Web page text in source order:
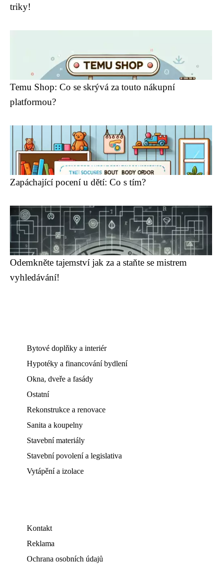
triky!
Temu Shop: Co se skrývá za touto nákupní
platformou?
Zapáchající pocení u dětí: Co s tím?
Odemkněte tajemství jak za a staňte se mistrem
vyhledávání!
Bytové doplňky a interiér
Hypotéky a financování bydlení
Okna, dveře a fasády
Ostatní
Rekonstrukce a renovace
Sanita a koupelny
Stavební materiály
Stavební povolení a legislativa
Vytápění a izolace
Kontakt
Reklama
Ochrana osobních údajů